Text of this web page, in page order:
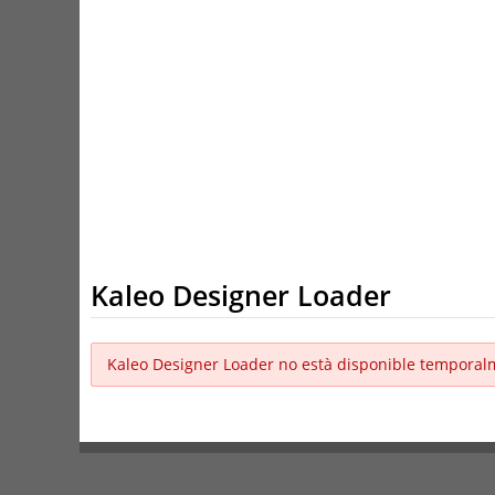
Kaleo Designer Loader
Kaleo Designer Loader no està disponible